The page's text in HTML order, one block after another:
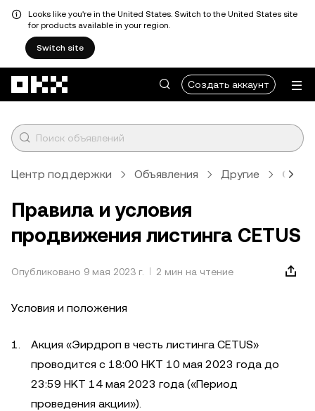
Looks like you're in the United States. Switch to the United States site
for products available in your region.
Switch site
Создать аккаунт
Центр поддержки Объявления Другие
Правила и условия
продвижения листинга CETUS
Опубликовано 9 мая 2023 г. 2 мин на чтение
Условия и положения
Акция «Эирдроп в честь листинга CETUS»
проводится с 18:00 HKT 10 мая 2023 года до
23:59 HKT 14 мая 2023 года («Период
проведения акции»).